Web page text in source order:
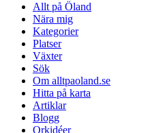
Allt på Öland
Nära mig
Kategorier
Platser
Växter
Sök
Om alltpaoland.se
Hitta på karta
Artiklar
Blogg
Orkidéer